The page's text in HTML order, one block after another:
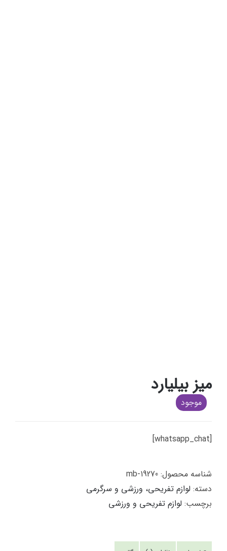
میز بیلیارد
موجود
[whatsapp_chat]
شناسه محصول: mb-19270
دسته: لوازم تفریحی، ورزشی و سرگرمی
برچسب: لوازم تفریحی و ورزشی